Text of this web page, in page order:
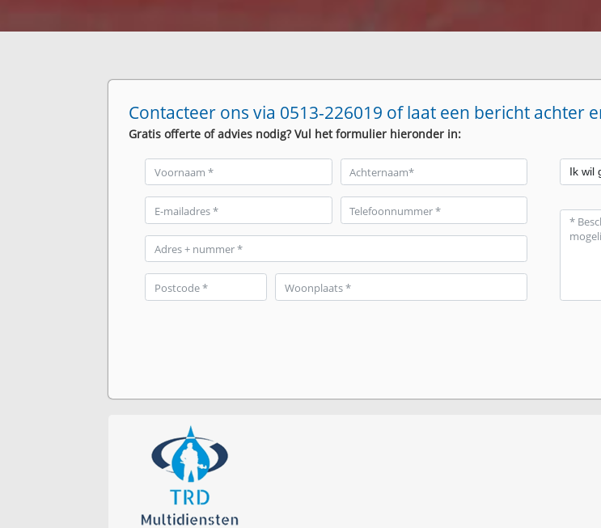
Contacteer ons via 0513-226019 of laat een bericht achter
Gratis offerte of advies nodig? Vul het formulier hieronder in: